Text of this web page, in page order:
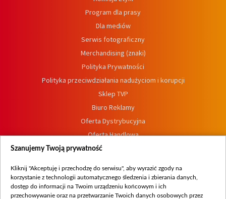
Program dla prasy
Dla mediów
Serwis fotograficzny
Merchandising (znaki)
Polityka Prywatności
Polityka przeciwdziałania nadużyciom i korupcji
Sklep TVP
Biuro Reklamy
Oferta Dystrybucyjna
Oferta Handlowa
Dostępność
Procedura zgłoszeń wewnętrznych
Szanujemy Twoją prywatność
Kliknij "Akceptuję i przechodzę do serwisu", aby wyrazić zgody na
korzystanie z technologii automatycznego śledzenia i zbierania danych,
dostęp do informacji na Twoim urządzeniu końcowym i ich
przechowywanie oraz na przetwarzanie Twoich danych osobowych przez